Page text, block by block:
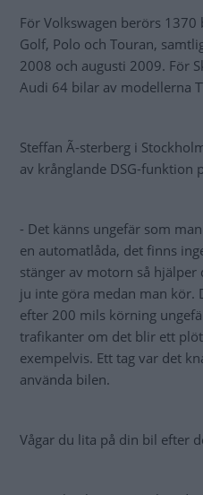
För Volkswagen berörs
Golf, Polo och Touran,
2008 och augusti 2009. För
Audi 64 bilar av modellerna
Steffan Ã-sterberg i
av krånglande DSG-funktion
- Det känns ungefär som
en automatlåda, det finns
stänger av motorn så
ju inte göra medan man kör.
efter 200 mils körning
trafikanter om det blir ett
exempelvis. Ett tag var det
använda bilen.
Vågar du lita på din bil efter